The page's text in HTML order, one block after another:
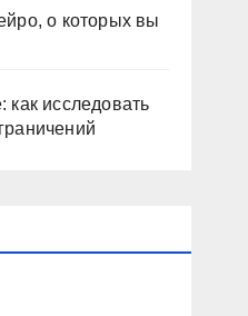
о которых вы
исследовать